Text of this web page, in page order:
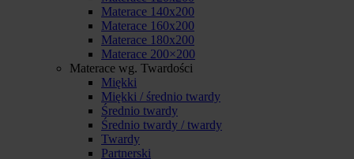
Materace 140x200
Materace 160x200
Materace 180x200
Materace 200×200
Materace wg. Twardości
Miękki
Miękki / średnio twardy
Średnio twardy
Średnio twardy / twardy
Twardy
Partnerski